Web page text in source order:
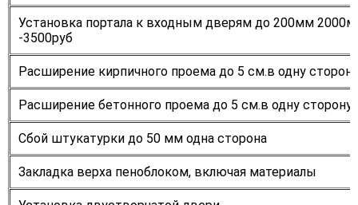
Установка портала к входным дверям до 200мм
-3500руб
Расширение кирпичного проема до 5 см.в одну сторону
Расширение бетонного проема до 5 см.в одну сторону
Сбой штукатурки до 50 мм одна сторона
Закладка верха пеноблоком, включая материалы